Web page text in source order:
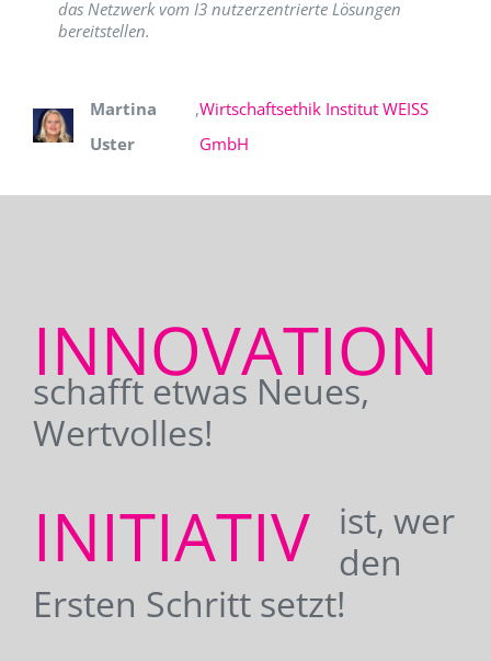
das Netzwerk vom I3 nutzerzentrierte Lösungen
bereitstellen.
Martina
Uster
,Wirtschaftsethik Institut WEISS
GmbH
INNOVATION
schafft etwas Neues,
Wertvolles!
INITIATIV
ist, wer
den
Ersten Schritt setzt!